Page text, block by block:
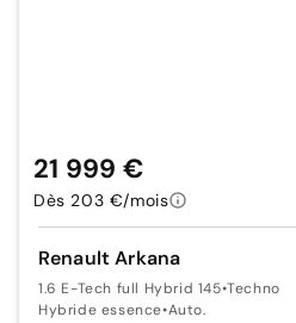
Renault Arkana
1.6 E-Tech full Hybrid 145•Techno
Hybride essence•Auto.
21 999 €
Dès 203 €/mois